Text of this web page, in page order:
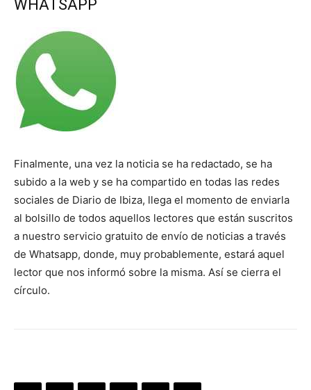
WHATSAPP
Finalmente, una vez la noticia se ha redactado, se ha
subido a la web y se ha compartido en todas las redes
sociales de Diario de Ibiza, llega el momento de enviarla
al bolsillo de todos aquellos lectores que están suscritos
a nuestro servicio gratuito de envío de noticias a través
de Whatsapp, donde, muy probablemente, estará aquel
lector que nos informó sobre la misma. Así se cierra el
círculo.